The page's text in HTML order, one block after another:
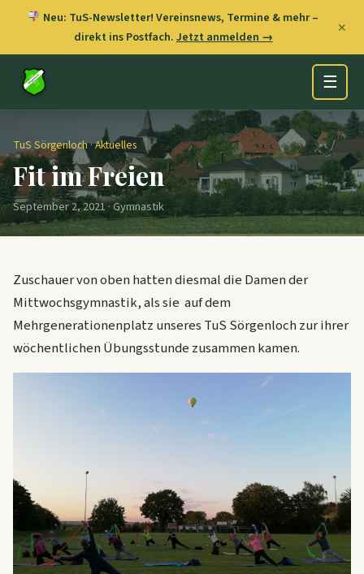
Neu: TuS-Newsletter! Vereinsnews, Termine & mehr –
direkt ins Postfach.Jetzt anmelden →
✕
☰
TuS Sörgenloch·Aktuelles
Fit im Freien
September 2, 2021 · Gymnastik
Zuschauer von oben hatten diesmal die Damen der
Mittwochsgymnastik, als sie auf dem
Mehrgenerationenplatz unseres TuS Sörgenloch zur ihrer
wöchentlichen Übungsstunde zusammen kamen.